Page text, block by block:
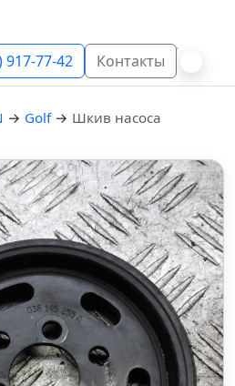
917-77-42 Контакты
→ Golf → Шкив насоса